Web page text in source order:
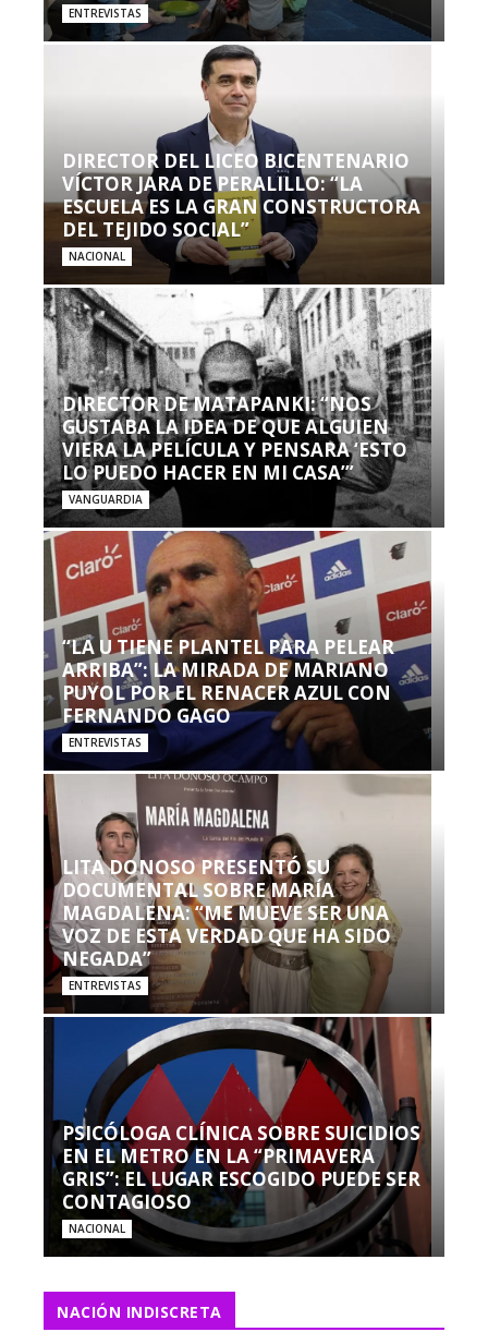
ENTREVISTAS
DIRECTOR DEL LICEO BICENTENARIO
VÍCTOR JARA DE PERALILLO: “LA
ESCUELA ES LA GRAN CONSTRUCTORA
DEL TEJIDO SOCIAL”
NACIONAL
DIRECTOR DE MATAPANKI: “NOS
GUSTABA LA IDEA DE QUE ALGUIEN
VIERA LA PELÍCULA Y PENSARA ‘ESTO
LO PUEDO HACER EN MI CASA’”
VANGUARDIA
“LA U TIENE PLANTEL PARA PELEAR
ARRIBA”: LA MIRADA DE MARIANO
PUYOL POR EL RENACER AZUL CON
FERNANDO GAGO
ENTREVISTAS
LITA DONOSO PRESENTÓ SU
DOCUMENTAL SOBRE MARÍA
MAGDALENA: “ME MUEVE SER UNA
VOZ DE ESTA VERDAD QUE HA SIDO
NEGADA”
ENTREVISTAS
PSICÓLOGA CLÍNICA SOBRE SUICIDIOS
EN EL METRO EN LA “PRIMAVERA
GRIS”: EL LUGAR ESCOGIDO PUEDE SER
CONTAGIOSO
NACIONAL
NACIÓN INDISCRETA